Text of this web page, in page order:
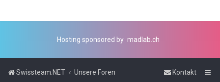
Hosting sponsored by madlab.ch
Swissteam.NET Unsere Foren Kontakt